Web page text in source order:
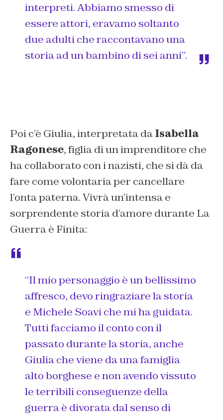
interpreti. Abbiamo smesso di
essere attori, eravamo soltanto
due adulti che raccontavano una
storia ad un bambino di sei anni”.
Poi c’è Giulia, interpretata daIsabella
Ragonese, figlia di un imprenditore che
ha collaborato con i nazisti, che si dà da
fare come volontaria per cancellare
l’onta paterna. Vivrà un’intensa e
sorprendente storia d’amore durante La
Guerra è Finita:
“Il mio personaggio è un bellissimo
affresco, devo ringraziare la storia
e Michele Soavi che mi ha guidata.
Tutti facciamo il conto con il
passato durante la storia, anche
Giulia che viene da una famiglia
alto borghese e non avendo vissuto
le terribili conseguenze della
guerra è divorata dal senso di